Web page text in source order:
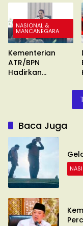
NASIONAL &
MANCANEGARA
Kementerian
ATR/BPN
Hadirkan
Baca Juga